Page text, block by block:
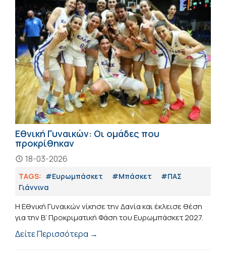
Εθνική Γυναικών: Οι ομάδες που
προκρίθηκαν
18-03-2026
TAGS: #Ευρωμπάσκετ #Μπάσκετ
#ΠΑΣ
Γιάννινα
Η Εθνική Γυναικών νίκησε την Δανία και έκλεισε θέση
για την Β’ Προκριματική Φάση του Ευρωμπάσκετ 2027.
Δείτε Περισσότερα →